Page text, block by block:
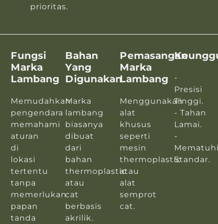
prioritas.
Fungsi
Marka
Lambang
Memudahkan
pengendara
memahami
aturan
di
lokasi
tertentu
tanpa
memerlukan
papan
tanda
Bahan
Yang
Digunakan
Marka
lambang
biasanya
dibuat
dari
bahan
thermoplastic
atau
cat
berbasis
akrilik.
Pemasangan
Marka
Lambang
Menggunakan
alat
khusus
seperti
mesin
thermoplastic
atau
alat
semprot
cat.
-
Presisi
Tinggi.
- Tahan
Lamai.
-
Standar.